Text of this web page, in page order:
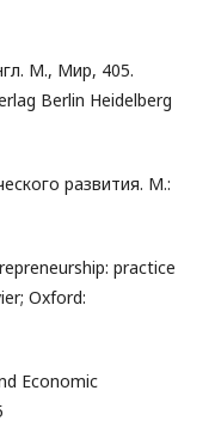
М., Мир, 405.
Berlin Heidelberg
развития. М.:
practice
Oxford:
Economic